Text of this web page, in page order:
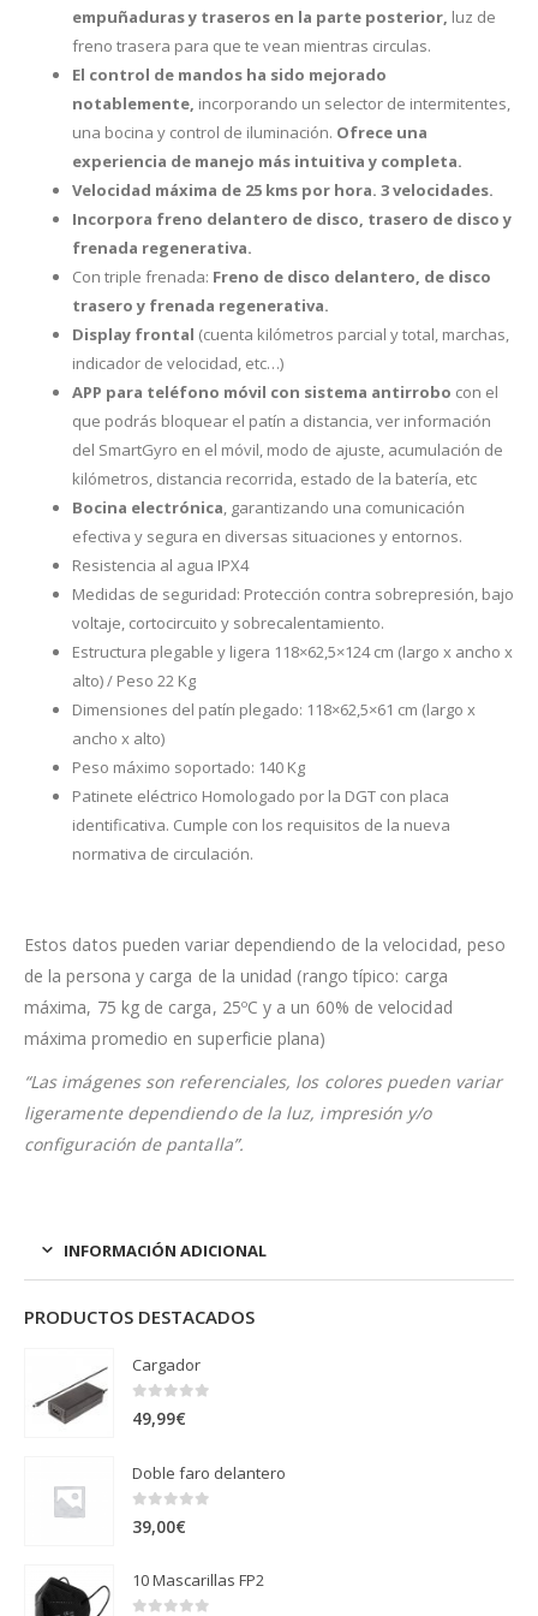
empuñaduras y traseros en la parte posterior, luz de
freno trasera para que te vean mientras circulas.
El control de mandos ha sido mejorado
notablemente, incorporando un selector de intermitentes,
una bocina y control de iluminación. Ofrece una
experiencia de manejo más intuitiva y completa.
Velocidad máxima de 25 kms por hora. 3 velocidades.
Incorpora freno delantero de disco, trasero de disco y
frenada regenerativa.
Con triple frenada: Freno de disco delantero, de disco
trasero y frenada regenerativa.
Display frontal (cuenta kilómetros parcial y total, marchas,
indicador de velocidad, etc…)
APP para teléfono móvil con sistema antirrobo con el
que podrás bloquear el patín a distancia, ver información
del SmartGyro en el móvil, modo de ajuste, acumulación de
kilómetros, distancia recorrida, estado de la batería, etc
Bocina electrónica, garantizando una comunicación
efectiva y segura en diversas situaciones y entornos.
Resistencia al agua IPX4
Medidas de seguridad: Protección contra sobrepresión, bajo
voltaje, cortocircuito y sobrecalentamiento.
Estructura plegable y ligera 118×62,5×124 cm (largo x ancho x
alto) / Peso 22 Kg
Dimensiones del patín plegado: 118×62,5×61 cm (largo x
ancho x alto)
Peso máximo soportado: 140 Kg
Patinete eléctrico Homologado por la DGT con placa
identificativa. Cumple con los requisitos de la nueva
normativa de circulación.
Estos datos pueden variar dependiendo de la velocidad, peso
de la persona y carga de la unidad (rango típico: carga
máxima, 75 kg de carga, 25ºC y a un 60% de velocidad
máxima promedio en superficie plana)
“Las imágenes son referenciales, los colores pueden variar
ligeramente dependiendo de la luz, impresión y/o
configuración de pantalla”.
INFORMACIÓN ADICIONAL
PRODUCTOS DESTACADOS
Cargador
0 out of 5
49,99€
Doble faro delantero
0 out of 5
39,00€
10 Mascarillas FP2